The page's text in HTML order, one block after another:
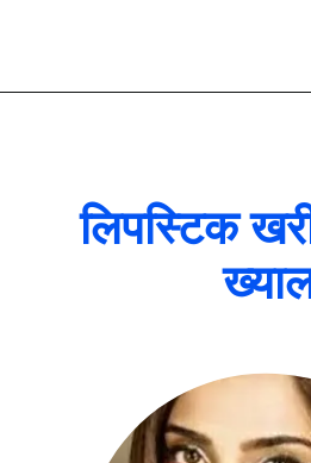
लिपस्टिक